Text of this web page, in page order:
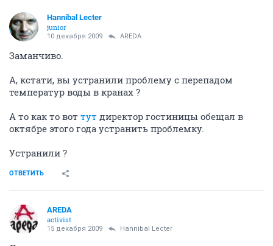
Hannibal Lecter
junior
10 декабря 2009 AREDA
Заманчиво.
А, кстати, вы устранили проблему с перепадом
температур воды в кранах ?
А то как то вот тут директор гостиницы обещал в
октябре этого года устранить проблемку.
Устранили ?
ОТВЕТИТЬ
AREDA
activist
15 декабря 2009 Hannibal Lecter